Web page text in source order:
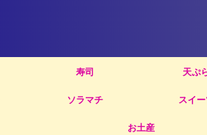
寿司 天ぷ
ソラマチ スイ
お土産